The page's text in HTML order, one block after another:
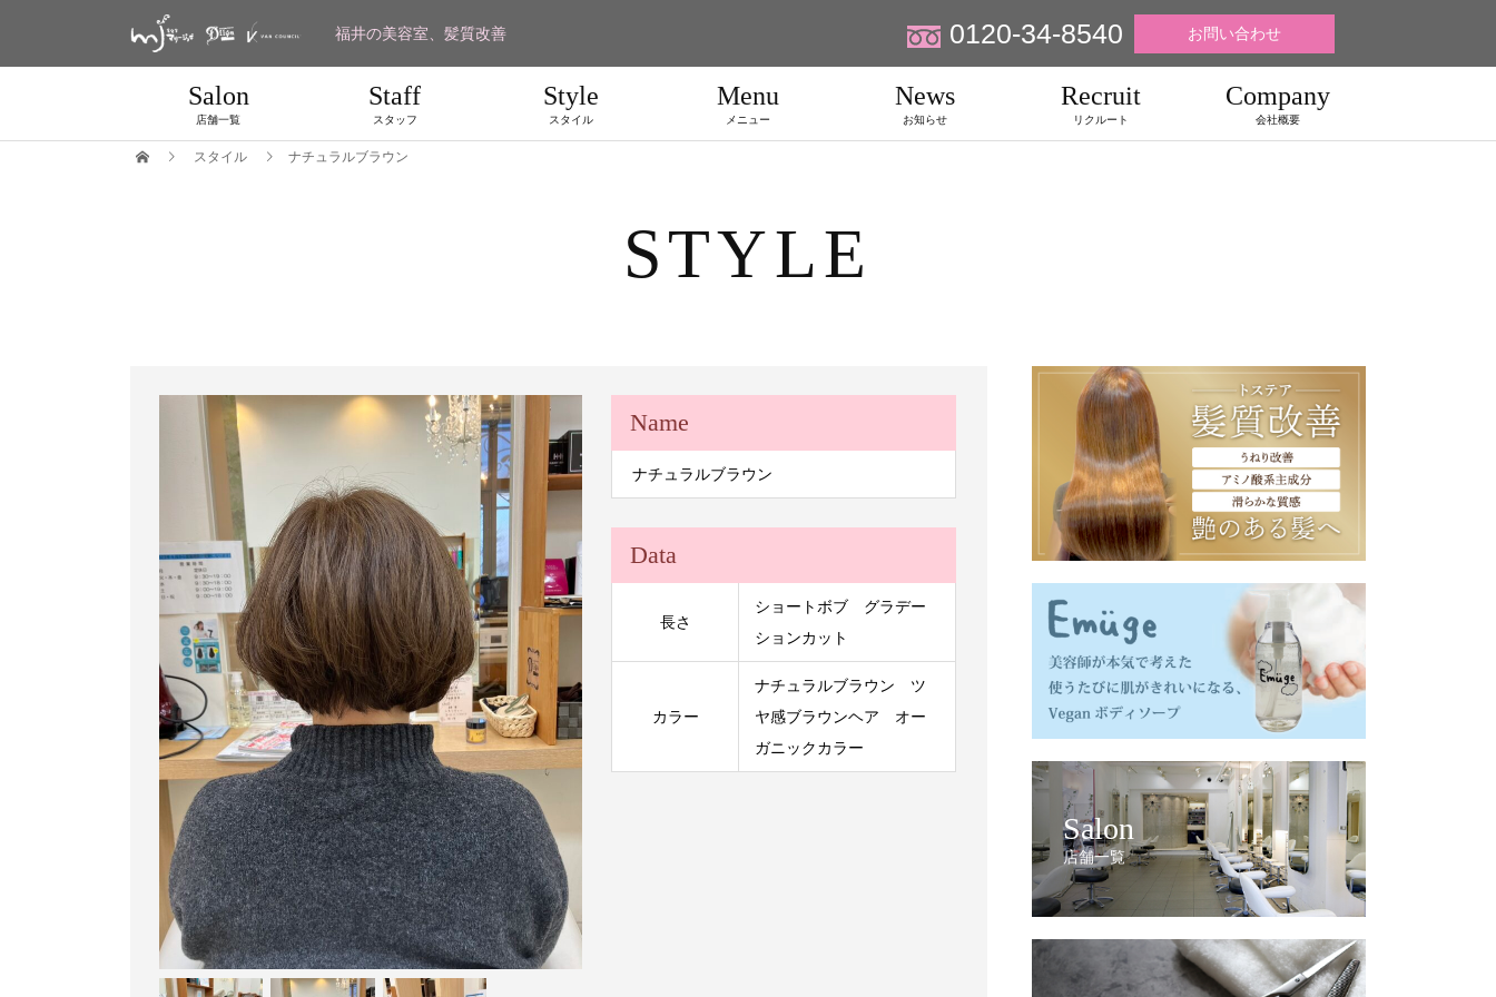
福井の美容室、髪質改善 0120-34-8540 お問い合わせ
Salon
店舗一覧
Staff
スタッフ
Style
スタイル
Menu
メニュー
News
お知らせ
Recruit
リクルート
Company
会社概要
スタイル ナチュラルブラウン
STYLE
Name
ナチュラルブラウン
Data
長さ
ショートボブ グラデー
ションカット
カラー
ナチュラルブラウン ツ
ヤ感ブラウンヘア オー
ガニックカラー
Salon
店舗一覧